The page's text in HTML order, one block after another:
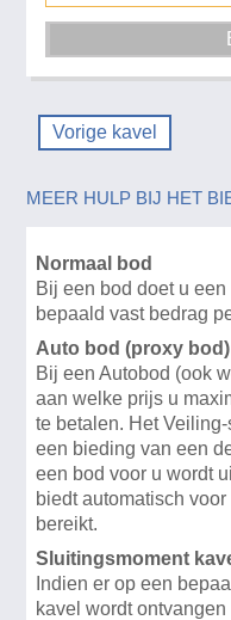
Vorige kavel
MEER HULP BIJ HET
Normaal bod
Bij een bod doet u
bepaald vast bedrag
Auto bod (proxy bod)
Bij een Autobod (ook
aan welke prijs u
te betalen. Het
een bieding van een
een bod voor u wordt
biedt automatisch
bereikt.
Sluitingsmoment
Indien er op een
kavel wordt